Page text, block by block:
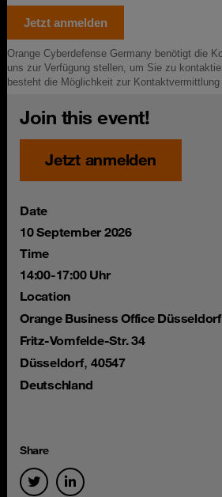
Join this event!
Jetzt anmelden
Date
10 September 2026
Time
14:00-17:00 Uhr
Location
Orange Business Office Düsseldorf
Fritz-Vomfelde-Str. 34
Düsseldorf, 40547
Deutschland
Share